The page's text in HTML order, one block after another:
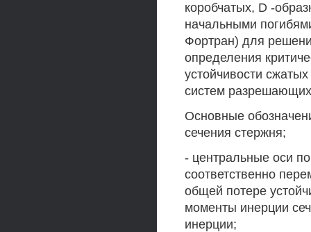
коробчатых, D -
начальными
Фортран) для
определения
устойчивости
систем
Основные
сечения стержня;
- центральные оси
соответственно
общей потере
моменты инерции
инерции;